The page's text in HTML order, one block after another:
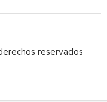
reservados